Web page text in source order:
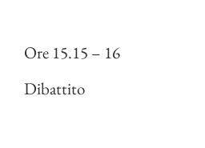
Ore 15.15 – 16
Dibattito